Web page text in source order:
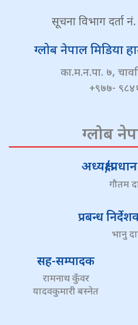
सूचना विभाग दर्ता
ग्लोब नेपाल मिडिया
का.म.न.पा. ७,
+९७७-
ग्लोब
अध्यक्ष/
गौतम
प्रबन्ध
भानु
सह-सम्पादक
रामनाथ कुँवर
यादवकुमारी बस्नेत